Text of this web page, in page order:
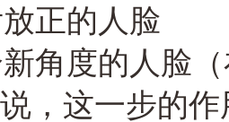
正的人脸
角度的人脸
，这一步的